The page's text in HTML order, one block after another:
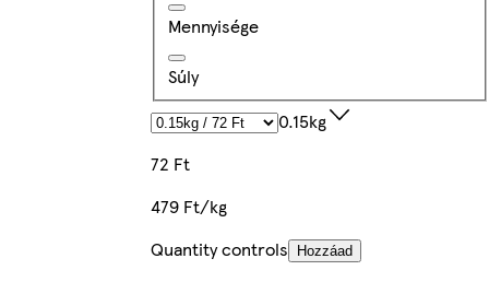
Mennyisége
Súly
0.15kg
72 Ft
479 Ft/kg
Quantity controls
Hozzáad